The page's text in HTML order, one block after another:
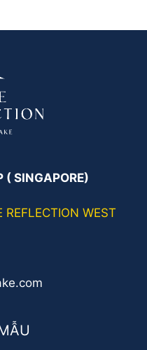
( SINGAPORE)
WEST